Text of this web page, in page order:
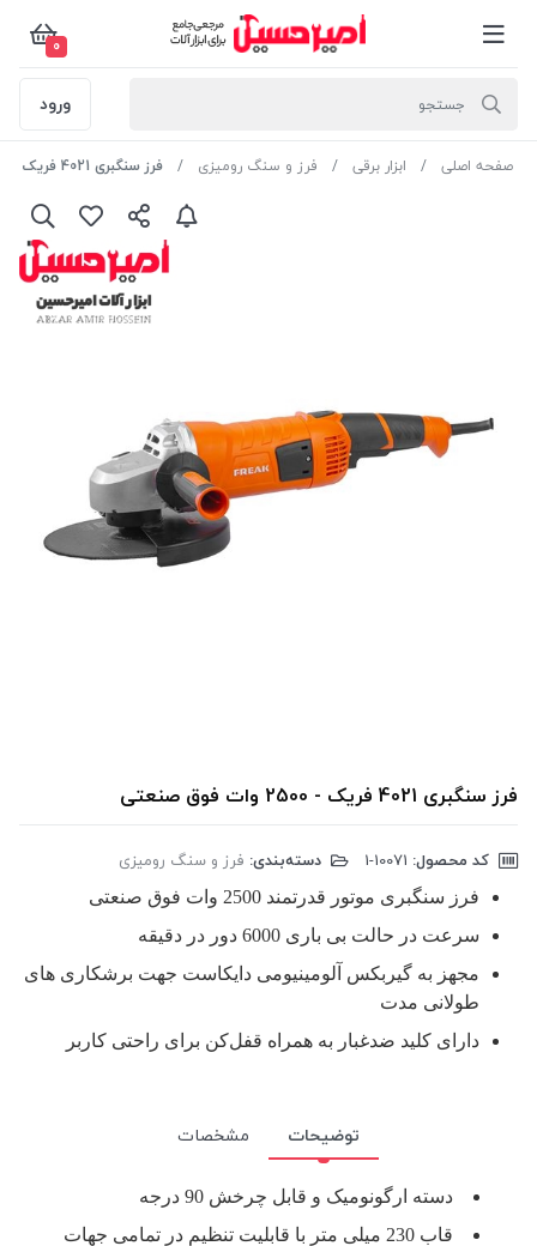
0
ورود
صفحه اصلی ابزار برقی فرز و سنگ رومیزی فرز سنگبری 4021 فریک - 2500 وات فوق صنعتی
فرز سنگبری 4021 فریک - 2500 وات فوق صنعتی
کد محصول: دسته‌بندی: فرز و سنگ رومیزی
فرز سنگبری موتور قدرتمند 2500 وات فوق صنعتی
سرعت در حالت بی باری 6000 دور در دقیقه
مجهز به گیربکس آلومینیومی دایکاست جهت برشکاری های
طولانی مدت
دارای کلید ضدغبار به همراه قفل‌کن برای راحتی کاربر
توضیحات مشخصات
دسته ارگونومیک و قابل چرخش 90 درجه
قاب 230 میلی متر با قابلیت تنظیم در تمامی جهات